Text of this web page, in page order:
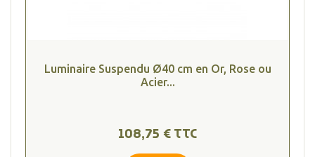
Luminaire Suspendu Ø40 cm en Or, Rose ou
Acier...
108,75 € TTC